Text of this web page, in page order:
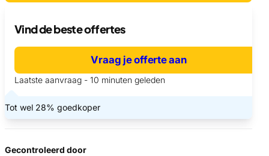
Vind de beste offertes
Vraag je offerte aan
Laatste aanvraag - 10 minuten geleden
Tot wel 28% goedkoper
Gecontroleerd door